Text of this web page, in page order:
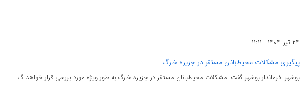
۲۴ تیر ۱۴۰۴ - ۱۱:۱۱
پیگیری مشکلات محیط‌بانان مستقر در جزیره خارگ
بوشهر- فرماندار بوشهر گفت: مشکلات محیط‌بانان مستقر در جزیره خارگ به طور ویژه مورد بررسی قرار خواهد گ